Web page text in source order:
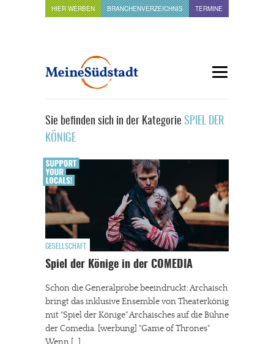
HIER WERBEN BRANCHENVERZEICHNIS TERMINE
Sie befinden sich in der Kategorie SPIEL DER
KÖNIGE
GESELLSCHAFT
Spiel der Könige in der COMEDIA
Schon die Generalprobe beeindruckt: Archaisch
bringt das inklusive Ensemble von Theaterkönig
mit "Spiel der Könige" Archaisches auf die Bühne
der Comedia. [werbung] "Game of Thrones"